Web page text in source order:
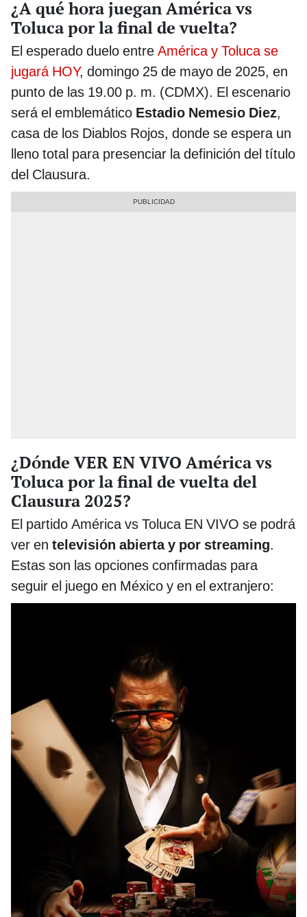
¿A qué hora juegan América vs
Toluca por la final de vuelta?
El esperado duelo entre América y Toluca se
jugará HOY, domingo 25 de mayo de 2025, en
punto de las 19.00 p. m. (CDMX). El escenario
será el emblemático Estadio Nemesio Diez,
casa de los Diablos Rojos, donde se espera un
lleno total para presenciar la definición del título
del Clausura.
¿Dónde VER EN VIVO América vs
Toluca por la final de vuelta del
Clausura 2025?
El partido América vs Toluca EN VIVO se podrá
ver en televisión abierta y por streaming.
Estas son las opciones confirmadas para
seguir el juego en México y en el extranjero: